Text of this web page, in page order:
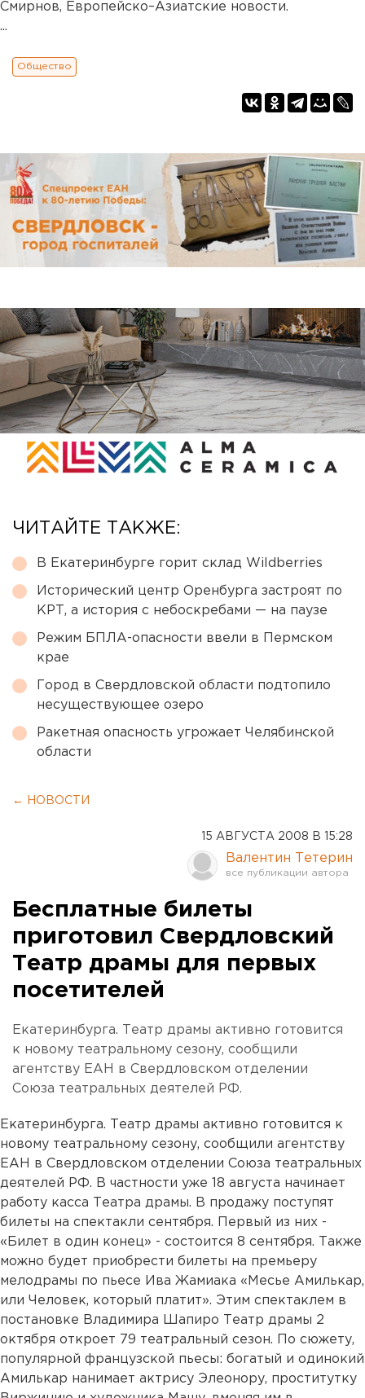
Смирнов, Европейско–Азиатские новости.
...
Общество
ЧИТАЙТЕ ТАКЖЕ:
В Екатеринбурге горит склад Wildberries
Исторический центр Оренбурга застроят по
КРТ, а история с небоскребами — на паузе
Режим БПЛА-опасности ввели в Пермском
крае
Город в Свердловской области подтопило
несуществующее озеро
Ракетная опасность угрожает Челябинской
области
← НОВОСТИ
15 АВГУСТА 2008 В 15:28
Валентин Тетерин
Бесплатные билеты
приготовил Свердловский
Театр драмы для первых
посетителей
Екатеринбурга. Театр драмы активно готовится
к новому театральному сезону, сообщили
агентству ЕАН в Свердловском отделении
Союза театральных деятелей РФ.
Екатеринбурга. Театр драмы активно готовится к
новому театральному сезону, сообщили агентству
ЕАН в Свердловском отделении Союза театральных
деятелей РФ. В частности уже 18 августа начинает
работу касса Театра драмы. В продажу поступят
билеты на спектакли сентября. Первый из них -
«Билет в один конец» - состоится 8 сентября. Также
можно будет приобрести билеты на премьеру
мелодрамы по пьесе Ива Жамиака «Месье Амилькар,
или Человек, который платит». Этим спектаклем в
постановке Владимира Шапиро Театр драмы 2
октября откроет 79 театральный сезон. По сюжету,
популярной французской пьесы: богатый и одинокий
Амилькар нанимает актрису Элеонору, проститутку